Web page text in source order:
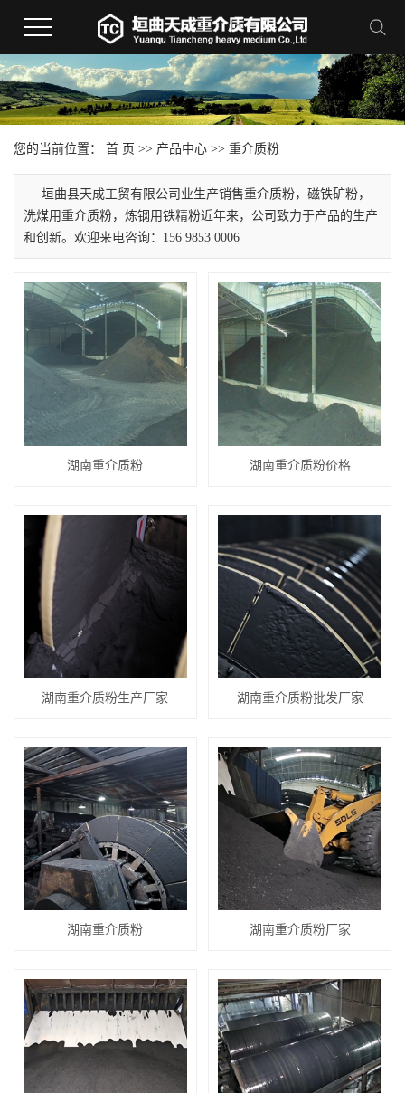
您的当前位置： 首 页 >> 产品中心 >> 重介质粉
垣曲县天成工贸有限公司业生产销售重介质粉，磁铁矿粉，
洗煤用重介质粉，炼钢用铁精粉近年来，公司致力于产品的生产
和创新。欢迎来电咨询：156 9853 0006
湖南重介质粉 湖南重介质粉价格
湖南重介质粉生产厂家 湖南重介质粉批发厂家
湖南重介质粉 湖南重介质粉厂家